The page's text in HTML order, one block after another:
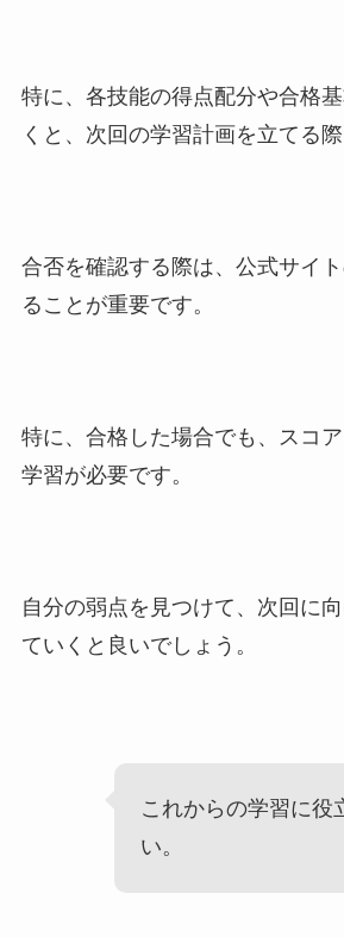
特に、各技能の得点配分や合格
くと、次回の学習計画を立てる際
合否を確認する際は、公式サイ
ることが重要です。
特に、合格した場合でも、スコ
学習が必要です。
自分の弱点を見つけて、次回に
ていくと良いでしょう。
これからの学習に役
い。